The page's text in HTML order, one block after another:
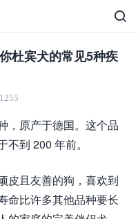
杜宾犬的常见5种疾
1255
，原产于德国。这个品
到 200 年前。
皮且友善的狗，喜欢到
命比许多其他品种要长